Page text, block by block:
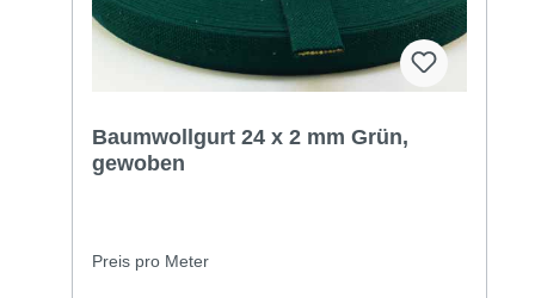
Baumwollgurt 24 x 2 mm Grün,
gewoben
Preis pro Meter